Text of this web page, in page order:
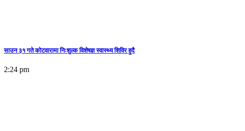
साउन ३१ गते कोटवारामा निःशुल्क विशेषज्ञ स्वास्थ्य शिविर हुदै
2:24 pm